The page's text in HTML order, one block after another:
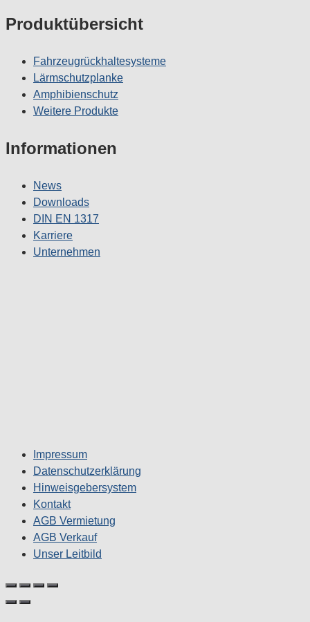
Produktübersicht
Fahrzeugrückhaltesysteme
Lärmschutzplanke
Amphibienschutz
Weitere Produkte
Informationen
News
Downloads
DIN EN 1317
Karriere
Unternehmen
Impressum
Datenschutzerklärung
Hinweisgebersystem
Kontakt
AGB Vermietung
AGB Verkauf
Unser Leitbild